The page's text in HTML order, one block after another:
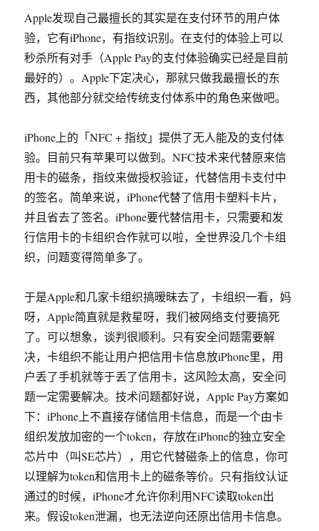
Apple发现自己最擅长的其实是在支付环节的用户体
验，它有iPhone，有指纹识别。在支付的体验上可以
秒杀所有对手（Apple Pay的支付体验确实已经是目前
最好的）。Apple下定决心，那就只做我最擅长的东
西，其他部分就交给传统支付体系中的角色来做吧。
iPhone上的「NFC + 指纹」提供了无人能及的支付体
验。目前只有苹果可以做到。NFC技术来代替原来信
用卡的磁条，指纹来做授权验证，代替信用卡支付中
的签名。简单来说，iPhone代替了信用卡塑料卡片，
并且省去了签名。iPhone要代替信用卡，只需要和发
行信用卡的卡组织合作就可以啦，全世界没几个卡组
织，问题变得简单多了。
于是Apple和几家卡组织搞暧昧去了，卡组织一看，妈
呀，Apple简直就是救星呀，我们被网络支付要搞死
了。可以想象，谈判很顺利。只有安全问题需要解
决，卡组织不能让用户把信用卡信息放iPhone里，用
户丢了手机就等于丢了信用卡，这风险太高，安全问
题一定需要解决。技术问题都好说，Apple Pay方案如
下：iPhone上不直接存储信用卡信息，而是一个由卡
组织发放加密的一个token，存放在iPhone的独立安全
芯片中（叫SE芯片），用它代替磁条上的信息，你可
以理解为token和信用卡上的磁条等价。只有指纹认证
通过的时候，iPhone才允许你利用NFC读取token出
来。假设token泄漏，也无法逆向还原出信用卡信息。